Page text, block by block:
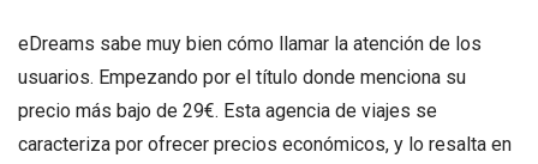
eDreams sabe muy bien cómo llamar la atención de los
usuarios. Empezando por el título donde menciona su
precio más bajo de 29€. Esta agencia de viajes se
caracteriza por ofrecer precios económicos, y lo resalta en